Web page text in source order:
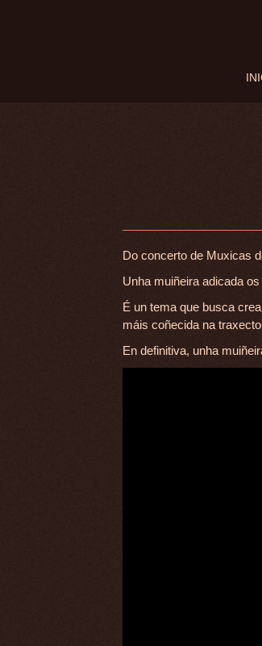
Do concerto de Muxicas
Unha muiñeira adicada
É un tema que busca
máis coñecida na
En definitiva, unha